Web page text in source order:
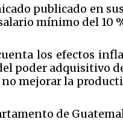
publicado en
mínimo del 10
los efectos
poder adquisitivo
mejorar la
de